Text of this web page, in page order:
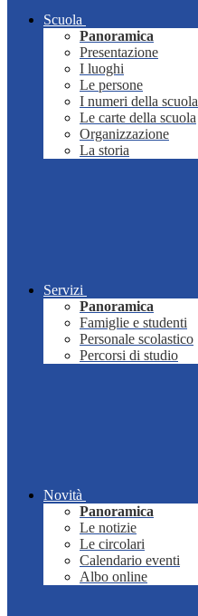
Scuola
Panoramica
Presentazione
I luoghi
Le persone
I numeri della scuola
Le carte della scuola
Organizzazione
La storia
Servizi
Panoramica
Famiglie e studenti
Personale scolastico
Percorsi di studio
Novità
Panoramica
Le notizie
Le circolari
Calendario eventi
Albo online